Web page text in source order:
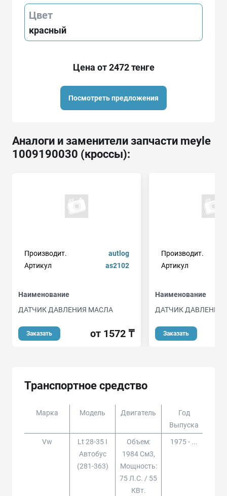
Цвет
красный
Цена от 2472 тенге
Посмотреть предложения
Аналоги и заменители запчасти meyle
1009190030 (кроссы):
Производит.
autlog
Артикул
as2102
Наименование
ДАТЧИК ДАВЛЕНИЯ МАСЛА
Заказать от 1572 ₸
Производит.
Артикул
Наименование
ДАТЧИК ДАВЛЕНИЯ
Заказать
Транспортное средство
Марка Модель Двигатель
Год
Выпуска
Vw
Lt 28-35 I
Автобус
(281-363)
Объем:
1984 См3,
Мощность:
75 Л.с. / 55
КВт.
1975 - ...